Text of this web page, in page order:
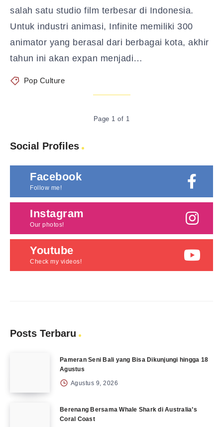
salah satu studio film terbesar di Indonesia.
Untuk industri animasi, Infinite memiliki 300
animator yang berasal dari berbagai kota, akhir
tahun ini akan expan menjadi…
Pop Culture
Page 1 of 1
Social Profiles
Facebook
Follow me!
Instagram
Our photos!
Youtube
Check my videos!
Posts Terbaru
Pameran Seni Bali yang Bisa Dikunjungi hingga 18
Agustus
Agustus 9, 2026
Berenang Bersama Whale Shark di Australia’s
Coral Coast